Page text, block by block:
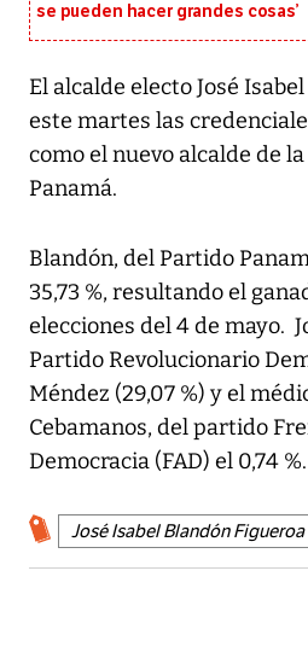
se pueden hacer grandes cosas’
El alcalde electo José
este martes las
como el nuevo alcalde de
Panamá.
Blandón, del Partido
35,73 %, resultando el
elecciones del 4 de mayo.
Partido Revolucionario
Méndez (29,07 %) y el
Cebamanos, del partido
Democracia (FAD) el 0,74 %.
José Isabel Blandón Figueroa